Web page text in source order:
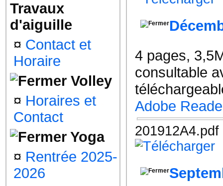
Travaux
d'aiguille
¤ Contact et
Horaire
Volley
¤ Horaires et
Contact
Yoga
¤ Rentrée 2025-
2026
4 pages,
consultable
Adobe
201912A4.pdf